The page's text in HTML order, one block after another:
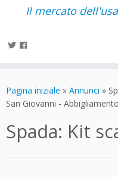
contenuto
Il mercato
Pagina iniziale » Annunci »
San Giovanni - Abbigliamento
Spada: Kit